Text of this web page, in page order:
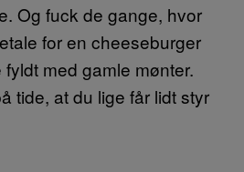
Og fuck de gange, hvor
for en cheeseburger
med gamle mønter.
tide, at du lige får lidt styr